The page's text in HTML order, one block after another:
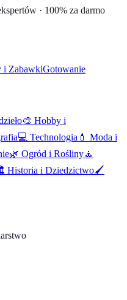
· 100% za darmo
i ZabawkiGotowanie
🎨 Hobby i
💻 Technologia 💄 Moda i
🌿 Ogród i Rośliny🧘
Historia i Dziedzictwo🖌️